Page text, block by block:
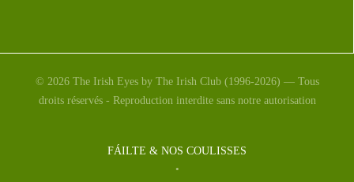
© 2026 The Irish Eyes by The Irish Club (1996-2026) — Tous
droits réservés - Reproduction interdite sans notre autorisation
FÁILTE & NOS COULISSES